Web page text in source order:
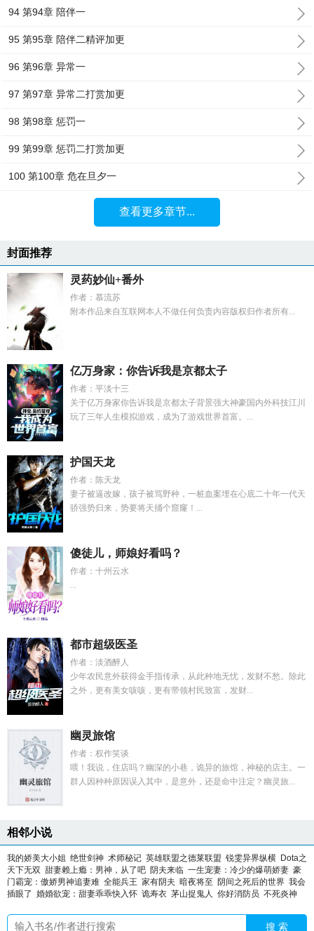
94 第94章 陪伴一
95 第95章 陪伴二精评加更
96 第96章 异常一
97 第97章 异常二打赏加更
98 第98章 惩罚一
99 第99章 惩罚二打赏加更
100 第100章 危在旦夕一
查看更多章节...
封面推荐
灵药妙仙+番外
作者：慕流苏
附本作品来自互联网本人不做任何负责内容版权归作者所有...
亿万身家：你告诉我是京都太子
作者：平淡十三
关于亿万身家你告诉我是京都太子背景强大神豪国内外科技江川
玩了三年人生模拟游戏，成为了游戏世界首富。...
护国天龙
作者：陈天龙
妻子被逼改嫁，孩子被骂野种，一桩血案埋在心底二十年一代天
骄强势归来，势要将天捅个窟窿！...
傻徒儿，师娘好看吗？
作者：十州云水
...
都市超级医圣
作者：淡酒醉人
少年农民意外获得金手指传承，从此种地无忧，发财不愁。除此
之外，更有美女咳咳，更有带领村民致富，发财...
幽灵旅馆
作者：权作笑谈
喂！我说，住店吗？幽深的小巷，诡异的旅馆，神秘的店主。一
群人因种种原因误入其中，是意外，还是命中注定？幽灵旅...
相邻小说
我的娇美大小姐 绝世剑神 术师秘记 英雄联盟之德莱联盟 锐雯异界纵横 Dota之
天下无双 甜妻赖上瘾：男神，从了吧 阴夫来临 一生宠妻：冷少的爆萌娇妻 豪
门霸宠：傲娇男神追妻难 全能兵王 家有阴夫 暗夜将至 阴间之死后的世界 我会
插眼了 婚婚欲宠：甜妻乖乖快入怀 诡寿衣 茅山捉鬼人 你好消防员 不死炎神
搜 索